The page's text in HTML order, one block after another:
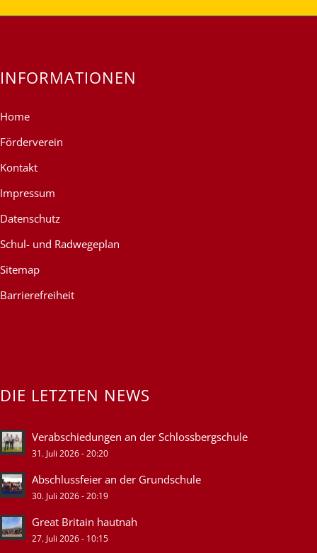
INFORMATIONEN
Home
Förderverein
Kontakt
Impressum
Datenschutz
Schul- und Radwegeplan
Sitemap
Barrierefreiheit
DIE LETZTEN NEWS
Verabschiedungen an der Schlossbergschule
31. Juli 2026 - 20:20
Abschlussfeier an der Grundschule
30. Juli 2026 - 20:19
Great Britain hautnah
27. Juli 2026 - 10:15